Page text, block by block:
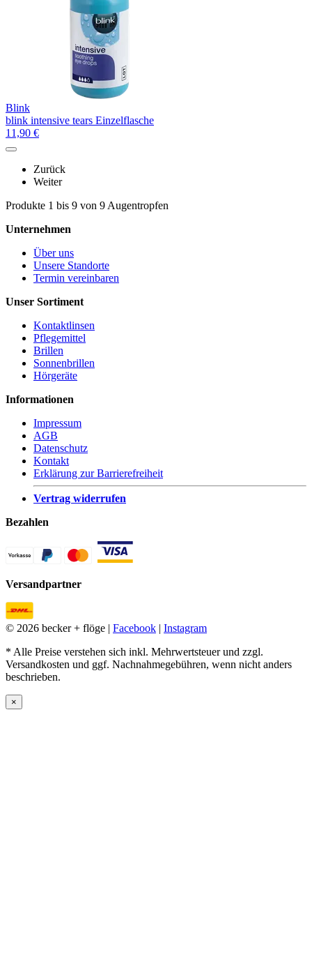
Blink
blink intensive tears Einzelflasche
11,90 €
Zurück
Weiter
Produkte 1 bis 9 von 9 Augentropfen
Unternehmen
Über uns
Unsere Standorte
Termin vereinbaren
Unser Sortiment
Kontaktlinsen
Pflegemittel
Brillen
Sonnenbrillen
Hörgeräte
Informationen
Impressum
AGB
Datenschutz
Kontakt
Erklärung zur Barrierefreiheit
Vertrag widerrufen
Bezahlen
Versandpartner
© 2026 becker + flöge | Facebook | Instagram
* Alle Preise verstehen sich inkl. Mehrwertsteuer und zzgl.
Versandkosten und ggf. Nachnahmegebühren, wenn nicht anders
beschrieben.
×